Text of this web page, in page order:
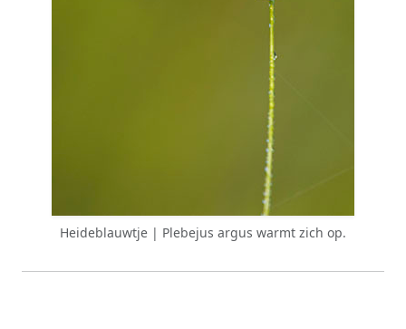
Heideblauwtje | Plebejus argus warmt zich op.